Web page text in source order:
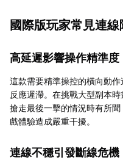
國際版玩家常見連
高延遲影響操作精準度
這款需要精準操控的橫向動
反應遲滯。在挑戰大型副本
搶走最後一擊的情況時有所
戲體驗造成嚴重干擾。
連線不穩引發斷線危機